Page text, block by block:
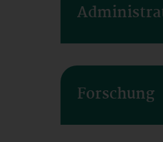
Forschung